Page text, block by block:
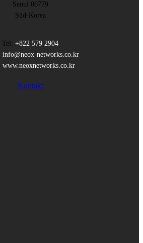
Seoul 06779
Süd-Korea
Tel: +822 579 2904
info@neox-networks.co.kr
www.neoxnetworks.co.kr
Kontakt